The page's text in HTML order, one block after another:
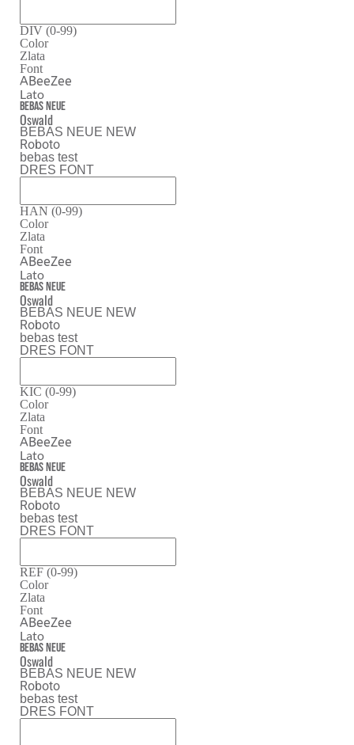
DIV (0-99)
Color
Zlata
Font
ABeeZee
Lato
Bebas Neue
Oswald
BEBAS NEUE NEW
Roboto
bebas test
DRES FONT
HAN (0-99)
Color
Zlata
Font
ABeeZee
Lato
Bebas Neue
Oswald
BEBAS NEUE NEW
Roboto
bebas test
DRES FONT
KIC (0-99)
Color
Zlata
Font
ABeeZee
Lato
Bebas Neue
Oswald
BEBAS NEUE NEW
Roboto
bebas test
DRES FONT
REF (0-99)
Color
Zlata
Font
ABeeZee
Lato
Bebas Neue
Oswald
BEBAS NEUE NEW
Roboto
bebas test
DRES FONT